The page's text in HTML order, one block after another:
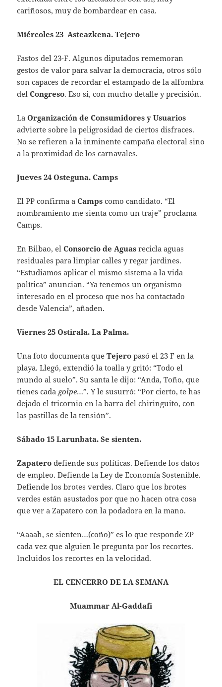
cariñosos, muy de bombardear en casa.
Miércoles 23 Asteazkena. Tejero
Fastos del 23-F. Algunos diputados rememoran
gestos de valor para salvar la democracia, otros sólo
son capaces de recordar el estampado de la alfombra
delCongreso. Eso si, con mucho detalle y precisión.
LaOrganización de Consumidores y Usuarios
advierte sobre la peligrosidad de ciertos disfraces.
No se refieren a la inminente campaña electoral sino
a la proximidad de los carnavales.
Jueves 24 Osteguna. Camps
El PP confirma aCamps como candidato. “El
nombramiento me sienta como un traje” proclama
Camps.
En Bilbao, elConsorcio de Aguas recicla aguas
residuales para limpiar calles y regar jardines.
“Estudiamos aplicar el mismo sistema a la vida
política” anuncian. “Ya tenemos un organismo
interesado en el proceso que nos ha contactado
desde Valencia”, añaden.
Viernes 25 Ostirala. La Palma.
Una foto documenta queTejero pasó el 23 F en la
playa. Llegó, extendió la toalla y gritó: “Todo el
mundo al suelo”. Su santa le dijo: “Anda, Toño, que
tienes cada golpe…”. Y le susurró: “Por cierto, te has
dejado el tricornio en la barra del chiringuito, con
las pastillas de la tensión”.
Sábado 15 Larunbata. Se sienten.
Zapatero defiende sus políticas. Defiende los datos
de empleo. Defiende la Ley de Economía Sostenible.
Defiende los brotes verdes. Claro que los brotes
verdes están asustados por que no hacen otra cosa
que ver a Zapatero con la podadora en la mano.
“Aaaah, se sienten…(coño)” es lo que responde ZP
cada vez que alguien le pregunta por los recortes.
Incluidos los recortes en la velocidad.
EL CENCERRO DE LA SEMANA
Muammar Al-Gaddafi